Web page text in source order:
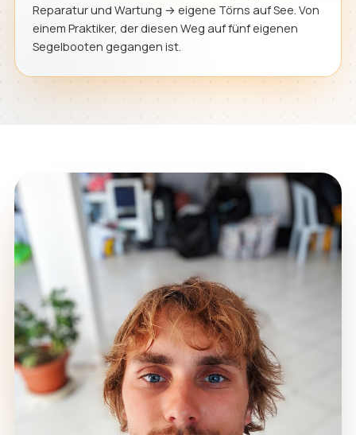
Reparatur und Wartung → eigene Törns auf See. Von
einem Praktiker, der diesen Weg auf fünf eigenen
Segelbooten gegangen ist.